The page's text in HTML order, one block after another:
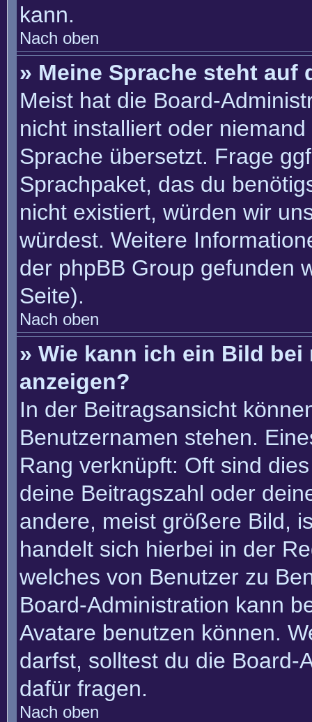
kann.
Nach oben
» Meine Sprache steht
Meist hat die Board-
nicht installiert oder
Sprache übersetzt. Frage
Sprachpaket, das du
nicht existiert, würden wir
würdest. Weitere
der phpBB Group gefunden
Seite).
Nach oben
» Wie kann ich ein Bild bei
anzeigen?
In der Beitragsansicht
Benutzernamen stehen.
Rang verknüpft: Oft sind
deine Beitragszahl oder
andere, meist größere Bild,
handelt sich hierbei in der
welches von Benutzer zu
Board-Administration kann
Avatare benutzen können.
darfst, solltest du die Board-
dafür fragen.
Nach oben